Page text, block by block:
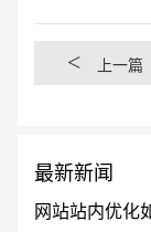
< 上一篇
最新新闻
网站站内优化